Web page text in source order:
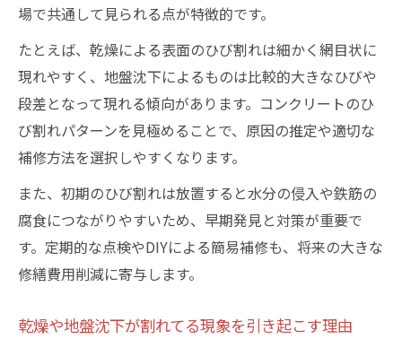
コンクリート割れてる現象に影響する内部
構造
コンクリート沈下による割れてるメカニズ
ムの実態
ひび割れパターンから読み解くコンクリー
ト割れ
DIY補修前に知るべきコンクリート割れパターン
コンクリート割れてるパターンの見分け方
とは
DIY前に知るべき割れてるコンクリート種類
ひび割れパターン別のDIY補修注意点
場で共通して見られる点が特徴的です。
たとえば、乾燥による表面のひび割れは細かく網目状に
現れやすく、地盤沈下によるものは比較的大きなひびや
段差となって現れる傾向があります。コンクリートのひ
び割れパターンを見極めることで、原因の推定や適切な
補修方法を選択しやすくなります。
また、初期のひび割れは放置すると水分の侵入や鉄筋の
腐食につながりやすいため、早期発見と対策が重要で
す。定期的な点検やDIYによる簡易補修も、将来の大きな
修繕費用削減に寄与します。
乾燥や地盤沈下が割れてる現象を引き起こす理由